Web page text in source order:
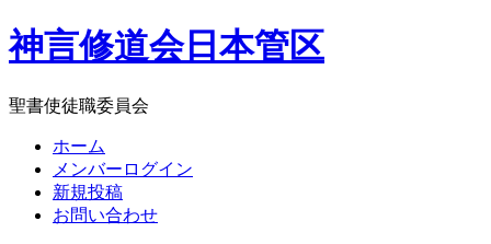
神言修道会日本管区
聖書使徒職委員会
ホーム
メンバーログイン
新規投稿
お問い合わせ